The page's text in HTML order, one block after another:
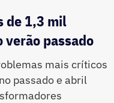
de 1,3 mil
passado
mais críticos
passado e abril